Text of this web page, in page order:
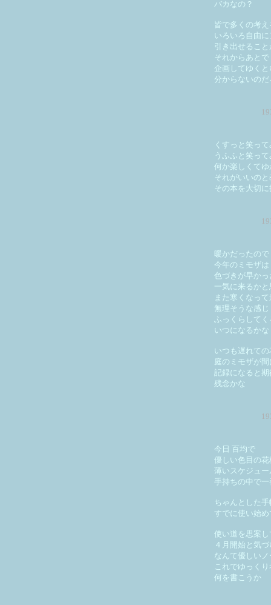
バカなの？
皆で多くの考
いろいろ自由
引き出せるこ
それからあとで
企画してゆくと
分からないのだ
くすっと笑っ
うふふと笑っ
何か楽しくてゆ
それがいいの
その本を大切に
暖かだったので
今年のミモザは
色づきが早かっ
一気に来るか
また寒くなっ
無理そうな感じ
ふっくらしてく
いつになるかな
いつも遅れて
庭のミモザが
記録になると
残念かな
今日 百均で
優しい色目の
薄いスケジュ
手持ちの中で
ちゃんとした手
すでに使い始
使い道を思案し
４月開始と気づ
なんて優しいノ
これでゆっく
何を書こうか